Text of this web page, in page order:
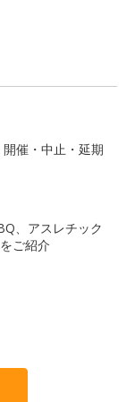
催・中止・延期
、アスレチック
ご紹介